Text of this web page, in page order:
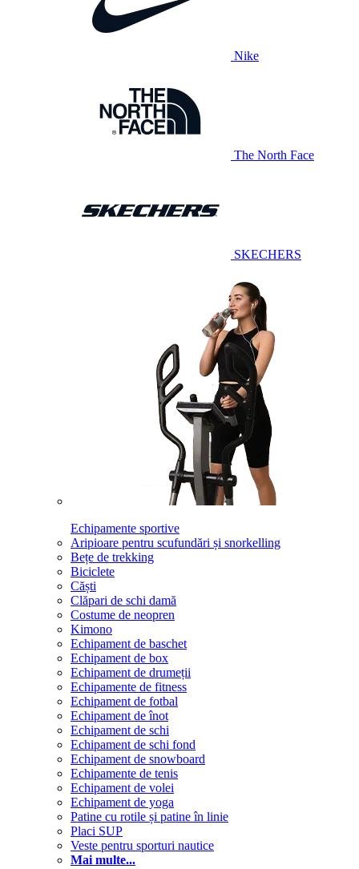
Nike
The North Face
SKECHERS
Echipamente sportive
Aripioare pentru scufundări și snorkelling
Bețe de trekking
Biciclete
Căști
Clăpari de schi damă
Costume de neopren
Kimono
Echipament de baschet
Echipament de box
Echipament de drumeții
Echipamente de fitness
Echipament de fotbal
Echipament de înot
Echipament de schi
Echipament de schi fond
Echipament de snowboard
Echipamente de tenis
Echipament de volei
Echipament de yoga
Patine cu rotile și patine în linie
Placi SUP
Veste pentru sporturi nautice
Mai multe...